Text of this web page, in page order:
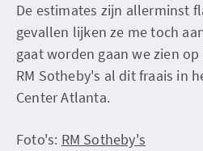
De estimates zijn allerminst
gevallen lijken ze me toch
gaat worden gaan we zien
RM Sotheby's al dit fraais in
Center Atlanta.
Foto's: RM Sotheby's